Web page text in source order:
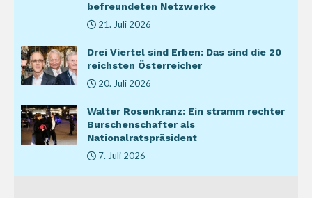
befreundeten Netzwerke
21. Juli 2026
Drei Viertel sind Erben: Das sind die 20
reichsten Österreicher
20. Juli 2026
Walter Rosenkranz: Ein stramm rechter
Burschenschafter als
Nationalratspräsident
7. Juli 2026